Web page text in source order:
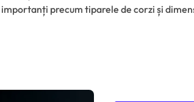
precum tiparele de corzi și